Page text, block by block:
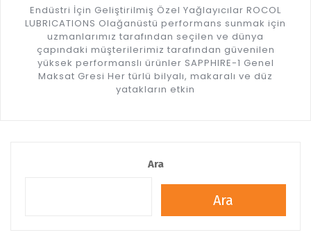
Endüstri İçin Geliştirilmiş Özel Yağlayıcılar ROCOL
LUBRICATIONS Olağanüstü performans sunmak için
uzmanlarımız tarafından seçilen ve dünya
çapındaki müşterilerimiz tarafından güvenilen
yüksek performanslı ürünler SAPPHIRE-1 Genel
Maksat Gresi Her türlü bilyalı, makaralı ve düz
yatakların etkin
Ara
Ara